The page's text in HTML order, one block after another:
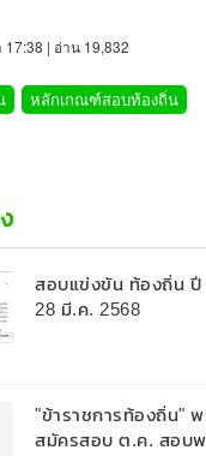
| อ่าน 19,832
หลักเกณฑ์สอบท้องถิ่น
สอบแข่งขัน ท้องถิ่น ปี
28 มี.ค. 2568
"ข้าราชการท้องถิ่น"
สมัครสอบ ต.ค. สอบ